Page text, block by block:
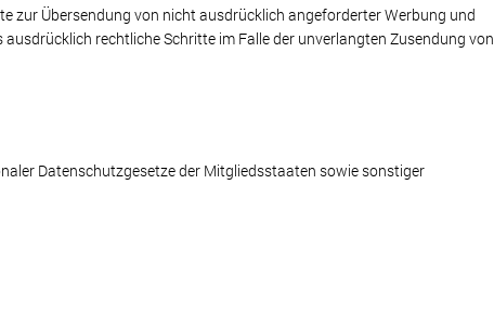
zur Übersendung von nicht ausdrücklich angeforderter Werbung und
rechtliche Schritte im Falle der unverlangten Zusendung von
Datenschutzgesetze der Mitgliedsstaaten sowie sonstiger